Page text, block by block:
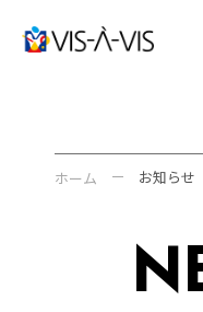
ホーム お知らせ